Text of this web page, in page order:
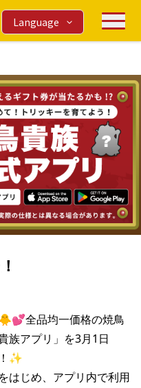
Language
全品均一価格の焼鳥
族アプリ」を3月1日
✨
はじめ、アプリ内で利用